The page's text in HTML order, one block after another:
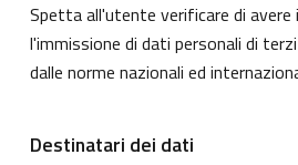
Spetta all'utente verificare di avere
l'immissione di dati personali di
dalle norme nazionali ed
Destinatari dei dati